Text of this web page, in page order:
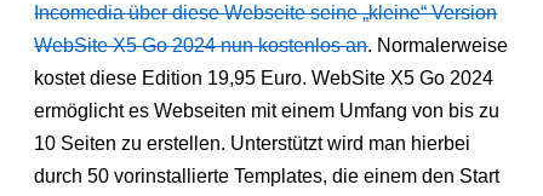
Incomedia über diese Webseite seine „kleine“ Version
WebSite X5 Go 2024 nun kostenlos an. Normalerweise
kostet diese Edition 19,95 Euro. WebSite X5 Go 2024
ermöglicht es Webseiten mit einem Umfang von bis zu
10 Seiten zu erstellen. Unterstützt wird man hierbei
durch 50 vorinstallierte Templates, die einem den Start